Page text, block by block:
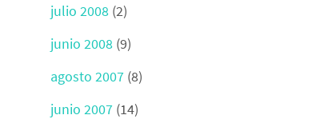
julio 2008 (2)
junio 2008 (9)
agosto 2007 (8)
junio 2007 (14)